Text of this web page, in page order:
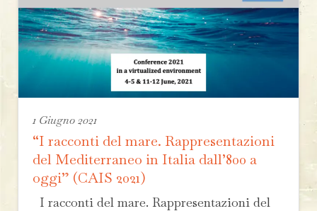
1 Giugno 2021
“I racconti del mare. Rappresentazioni
del Mediterraneo in Italia dall’800 a
oggi” (CAIS 2021)
I racconti del mare. Rappresentazioni del